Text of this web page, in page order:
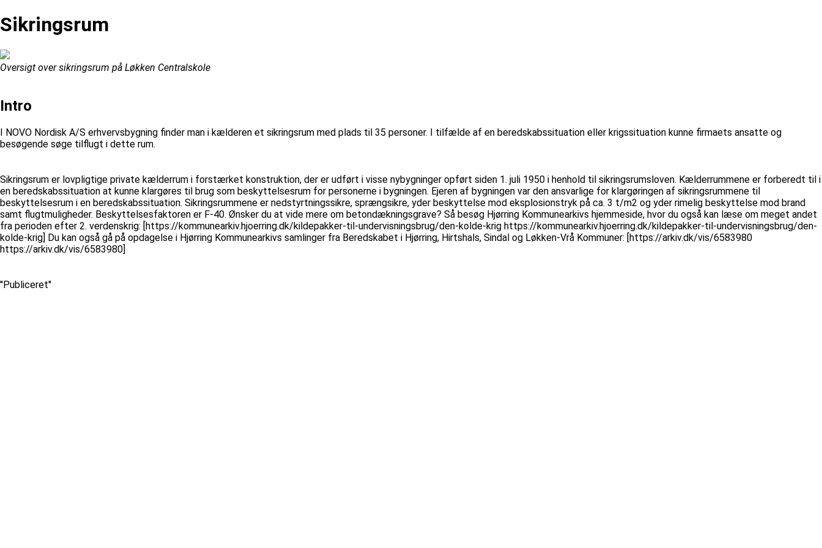
Sikringsrum
Oversigt over sikringsrum på Løkken Centralskole
Intro
I NOVO Nordisk A/S erhvervsbygning finder man i kælderen et sikringsrum med plads til 35 personer. I tilfælde af en beredskabssituation eller krigssituation kunne firmaets ansatte og
besøgende søge tilflugt i dette rum.
Sikringsrum er lovpligtige private kælderrum i forstærket konstruktion, der er udført i visse nybygninger opført siden 1. juli 1950 i henhold til sikringsrumsloven. Kælderrummene er forberedt til i
en beredskabssituation at kunne klargøres til brug som beskyttelsesrum for personerne i bygningen. Ejeren af bygningen var den ansvarlige for klargøringen af sikringsrummene til
beskyttelsesrum i en beredskabssituation. Sikringsrummene er nedstyrtningssikre, sprængsikre, yder beskyttelse mod eksplosionstryk på ca. 3 t/m2 og yder rimelig beskyttelse mod brand
samt flugtmuligheder. Beskyttelsesfaktoren er F-40. Ønsker du at vide mere om betondækningsgrave? Så besøg Hjørring Kommunearkivs hjemmeside, hvor du også kan læse om meget andet
fra perioden efter 2. verdenskrig: [https://kommunearkiv.hjoerring.dk/kildepakker-til-undervisningsbrug/den-kolde-krig https://kommunearkiv.hjoerring.dk/kildepakker-til-undervisningsbrug/den-
kolde-krig] Du kan også gå på opdagelse i Hjørring Kommunearkivs samlinger fra Beredskabet i Hjørring, Hirtshals, Sindal og Løkken-Vrå Kommuner: [https://arkiv.dk/vis/6583980
https://arkiv.dk/vis/6583980]
''Publiceret''